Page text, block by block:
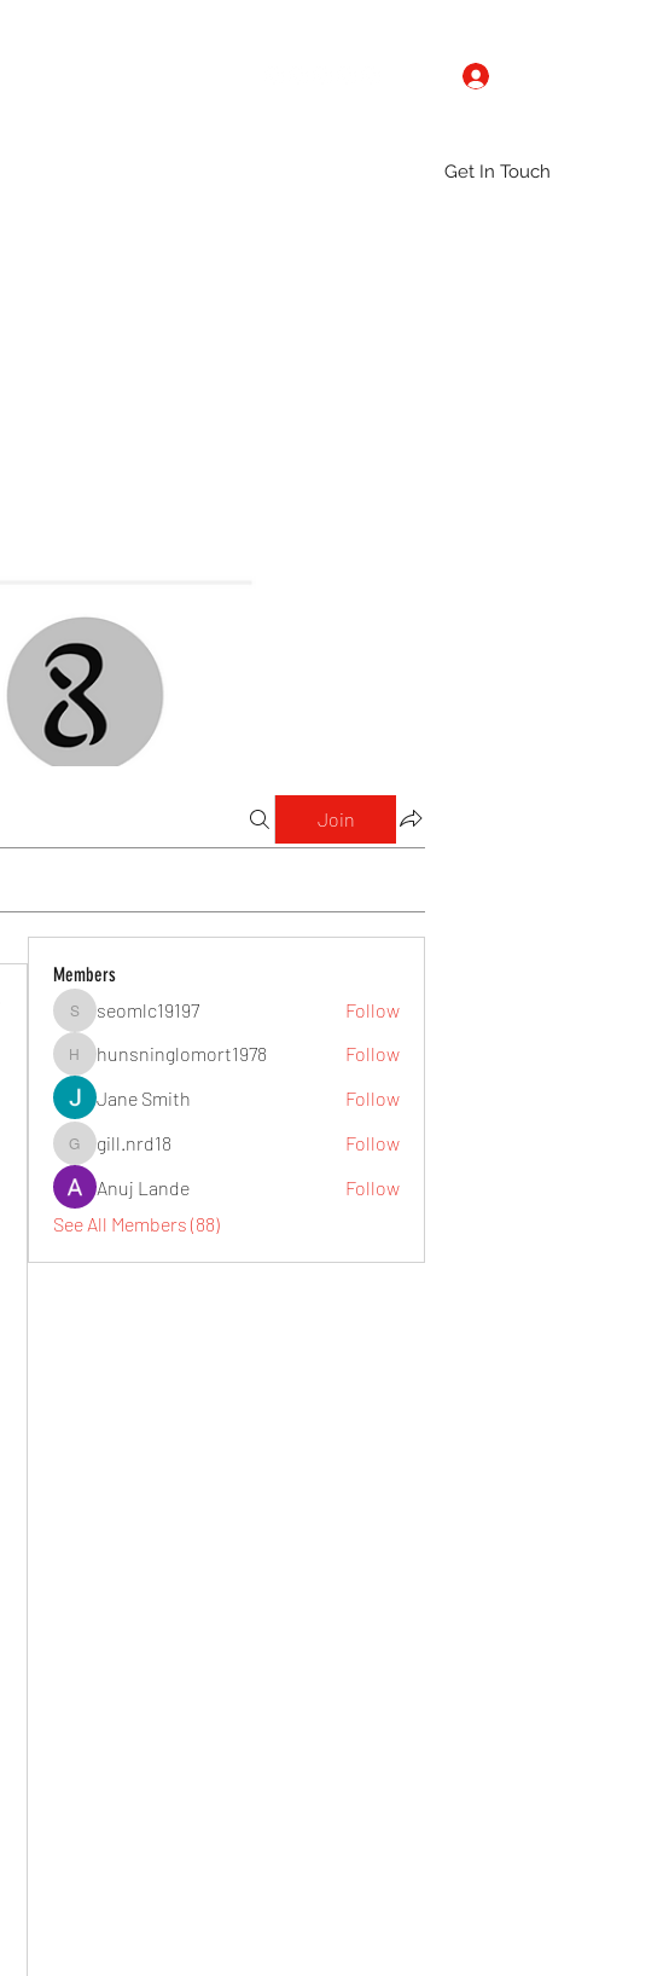
Get In Touch
Join
Members
seomlc19197
seomlc19197 Follow
hunsninglomort1978
hunsninglomort1978
Follow
Jane Smith
Follow
gill.nrd18
gill.nrd18
Follow
Anuj Lande
Follow
See All Members (88)